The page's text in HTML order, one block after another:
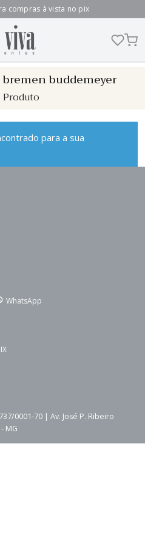
compras à vista no pix
buddemeyer
Produto
para a sua
WhatsApp
0001-70 | Av. José P. Ribeiro
MG